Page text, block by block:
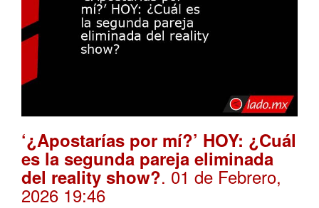
‘¿Apostarías por mí?’ HOY: ¿Cuál
es la segunda pareja eliminada
del reality show?. 01 de Febrero,
2026 19:46